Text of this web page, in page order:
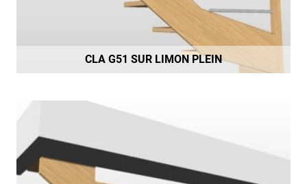
CLA G51 SUR LIMON PLEIN